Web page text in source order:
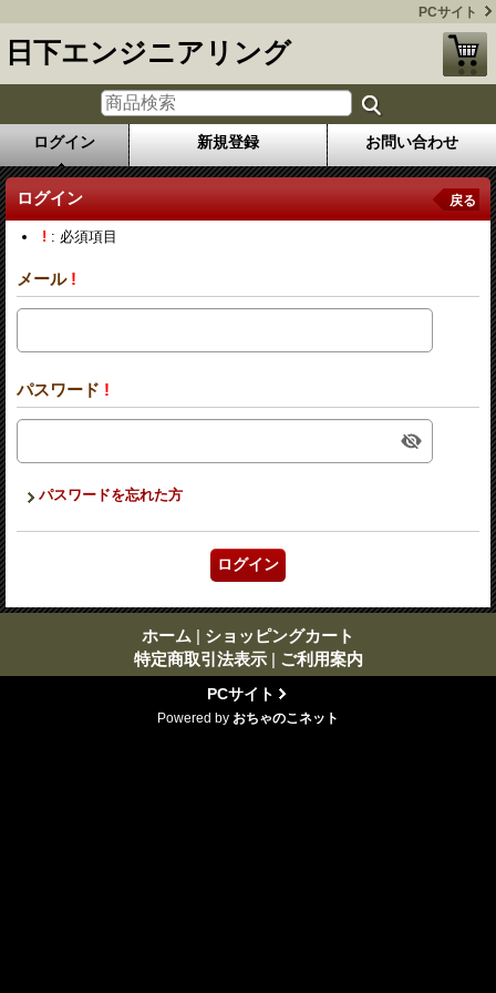
PCサイト
日下エンジニアリング
ログイン 新規登録 お問い合わせ
ログイン 戻る
! : 必須項目
メール !
パスワード !
パスワードを忘れた方
ホーム | ショッピングカート
特定商取引法表示 | ご利用案内
PCサイト
Powered by おちゃのこネット